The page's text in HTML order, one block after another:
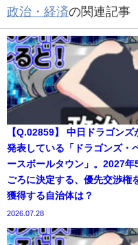
政治・経済の関連記事
【Q.02859】 中日ドラゴンズ
発表している「ドラゴンズ・
ースボールタウン」。2027年
ごろに決定する、優先交渉権
獲得する自治体は？
2026.07.28